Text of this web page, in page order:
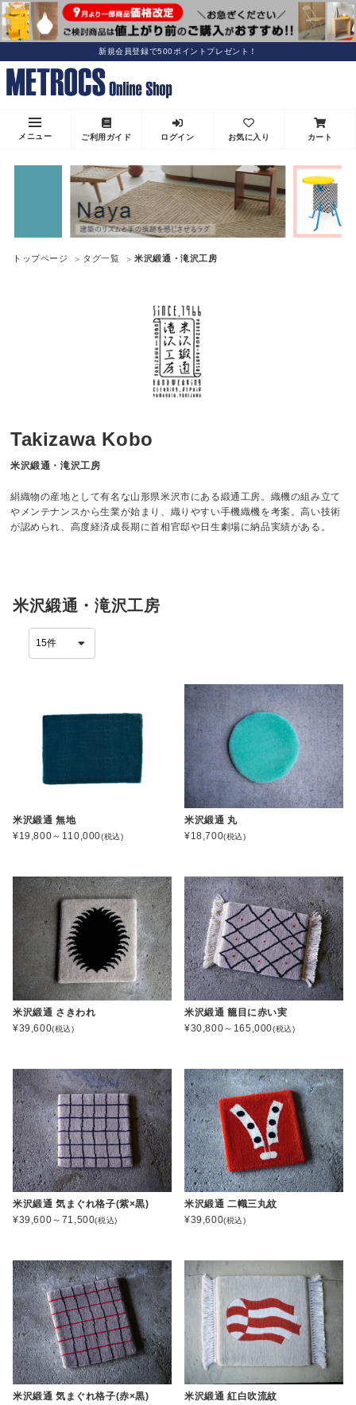
新規会員登録で500ポイントプレゼント！
メニュー ご利用ガイド ログイン お気に入り カート
トップページ タグ一覧 米沢緞通・滝沢工房
Takizawa Kobo
米沢緞通・滝沢工房
絹織物の産地として有名な山形県米沢市にある緞通工房。織機の組み立て
やメンテナンスから生業が始まり、織りやすい手機織機を考案。高い技術
が認められ、高度経済成長期に首相官邸や日生劇場に納品実績がある。
米沢緞通・滝沢工房
米沢緞通 無地
¥19,800～110,000(税込)
米沢緞通 丸
¥18,700(税込)
米沢緞通 さきわれ
¥39,600(税込)
米沢緞通 籠目に赤い実
¥30,800～165,000(税込)
米沢緞通 気まぐれ格子(紫×黒)
¥39,600～71,500(税込)
米沢緞通 二幟三丸紋
¥39,600(税込)
米沢緞通 気まぐれ格子(赤×黒)
米沢緞通 紅白吹流紋